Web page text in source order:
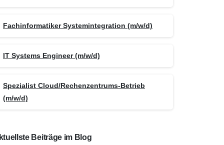
Fachinformatiker Systemintegration (m/w/d)
IT Systems Engineer (m/w/d)
Spezialist Cloud/Rechenzentrums-Betrieb
(m/w/d)
Beiträge im Blog